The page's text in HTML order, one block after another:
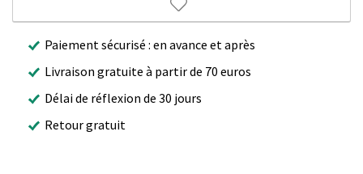
Paiement sécurisé : en avance et après
Livraison gratuite à partir de 70 euros
Délai de réflexion de 30 jours
Retour gratuit